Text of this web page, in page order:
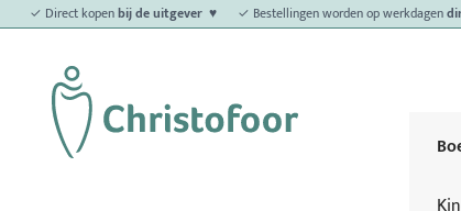
✓ Direct kopenbij de uitgever ♥ ✓ Bestellingen worden op werkdagen